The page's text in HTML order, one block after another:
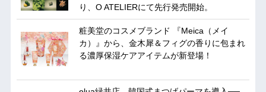
り、O ATELIERにて先行発売開始。
粧美堂のコスメブランド 『Meica（メイ
カ）』から、金木犀＆フィグの香りに包まれ
る濃厚保湿ケアアイテムが新登場！